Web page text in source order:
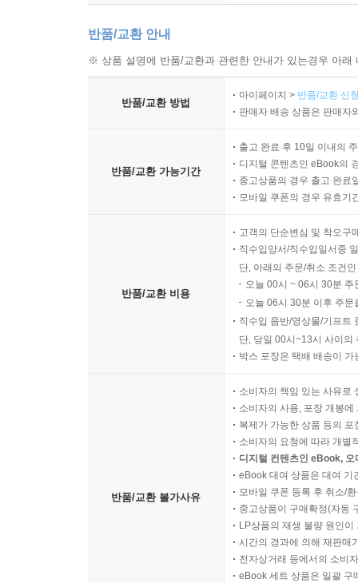
반품/교환 안내
※ 상품 설명에 반품/교환과 관련한 안내가 있는경우 아
반품/교환 방법
마이페이지 > 반품/교환 신
판매자 배송 상품은 판매자
반품/교환 가능기간
출고 완료 후 10일 이내의
디지털 콘텐츠인 eBook의
중고상품의 경우 출고 완료
모바일 쿠폰의 경우 유효기
반품/교환 비용
고객의 단순변심 및 착오구
직수입양서/직수입일서중
단, 아래의 주문/취소 조건
오늘 00시 ~ 06시 30분
오늘 06시 30분 이후 주
직수입 음반/영상물/기프트
단, 당일 00시~13시 사이의
박스 포장은 택배 배송이
반품/교환 불가사유
소비자의 책임 있는 사유로
소비자의 사용, 포장 개봉
복제가 가능한 상품 등의
소비자의 요청에 따라 개별
디지털 컨텐츠인 eBook,
eBook 대여 상품은 대여 기
모바일 쿠폰 등록 후 취소/
중고상품이 구매확정(자동
LP상품의 재생 불량 원인
시간의 경과에 의해 재판매
전자상거래 등에서의 소비
eBook 세트 상품은 일괄 구